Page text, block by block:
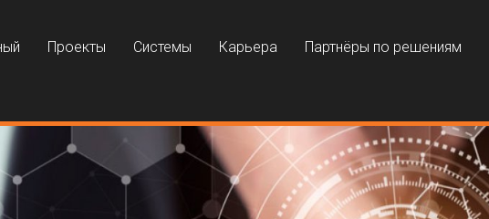
Проекты Системы Карьера Партнёры по решениям